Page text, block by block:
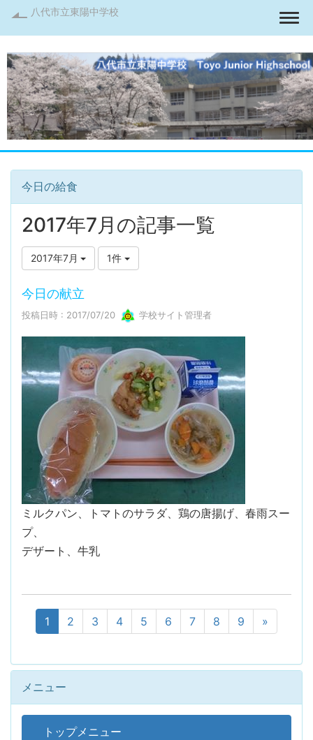
八代市立東陽中学校
今日の給食
2017年7月の記事一覧
2017年7月 1件
今日の献立
投稿日時 : 2017/07/20 学校サイト管理者
ミルクパン、トマトのサラダ、鶏の唐揚げ、春雨スー
プ、
デザート、牛乳
1 2 3 4 5 6 7 8 9 »
メニュー
トップメニュー